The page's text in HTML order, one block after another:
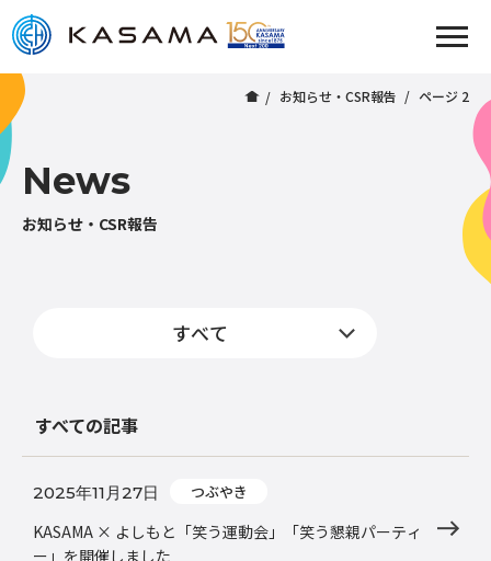
お知らせ・CSR報告 ページ 2
News
お知らせ・CSR報告
すべての記事
2025年11月27日 つぶやき
KASAMA × よしもと「笑う運動会」「笑う懇親パーティ
ー」を開催しました